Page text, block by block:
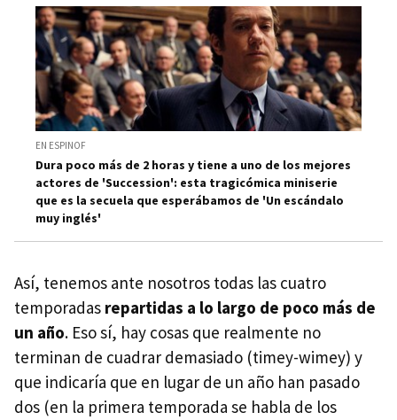
EN ESPINOF
Dura poco más de 2 horas y tiene a uno de los mejores
actores de 'Succession': esta tragicómica miniserie
que es la secuela que esperábamos de 'Un escándalo
muy inglés'
Así, tenemos ante nosotros todas las cuatro
temporadas repartidas a lo largo de poco más de
un año. Eso sí, hay cosas que realmente no
terminan de cuadrar demasiado (timey-wimey) y
que indicaría que en lugar de un año han pasado
dos (en la primera temporada se habla de los